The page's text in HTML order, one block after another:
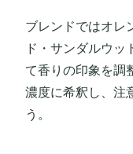
ブレンドではオレ
ド・サンダルウ
て香りの印象を調
濃度に希釈し、注
う。